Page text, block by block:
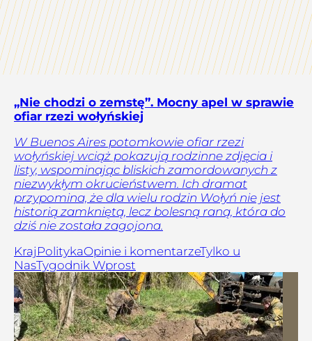
„Nie chodzi o zemstę”. Mocny apel w sprawie
ofiar rzezi wołyńskiej
W Buenos Aires potomkowie ofiar rzezi
wołyńskiej wciąż pokazują rodzinne zdjęcia i
listy, wspominając bliskich zamordowanych z
niezwykłym okrucieństwem. Ich dramat
przypomina, że dla wielu rodzin Wołyń nie jest
historią zamkniętą, lecz bolesną raną, która do
dziś nie została zagojona.
Kraj PolitykaOpinie i komentarzeTylko u
NasTygodnik Wprost